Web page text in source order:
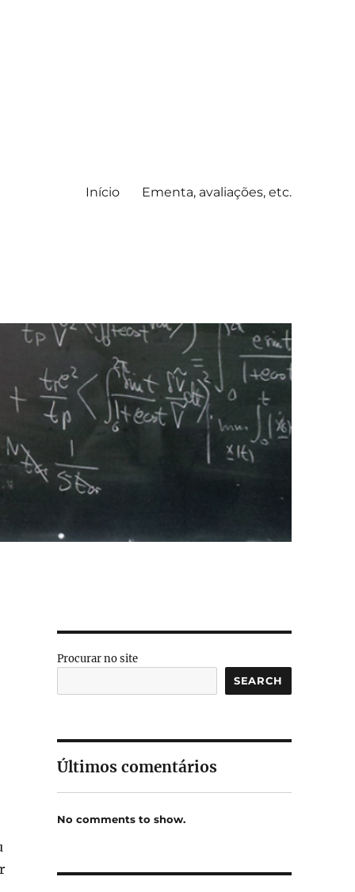
Início Ementa, avaliações, etc.
Procurar no site
SEARCH
Últimos comentários
No comments to show.